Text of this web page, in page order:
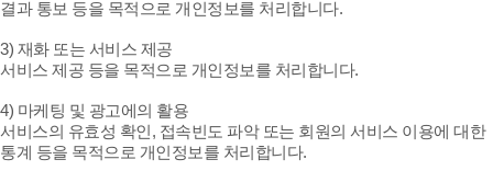
결과 통보 등을 목적으로 개인정보를 처리합니다.
3) 재화 또는 서비스 제공
서비스 제공 등을 목적으로 개인정보를 처리합니다.
4) 마케팅 및 광고에의 활용
서비스의 유효성 확인, 접속빈도 파악 또는 회원의 서비스 이용에 대한
통계 등을 목적으로 개인정보를 처리합니다.